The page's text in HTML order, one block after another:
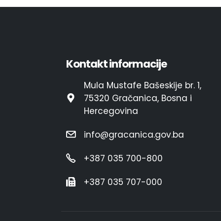
Kontakt informacije
Mula Mustafe Bašeskije br. 1,
75320 Gračanica, Bosna i
Hercegovina
info@gracanica.gov.ba
+387 035 700-800
+387 035 707-000